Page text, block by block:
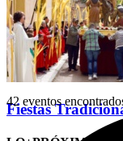
Fiestas
42 eventos